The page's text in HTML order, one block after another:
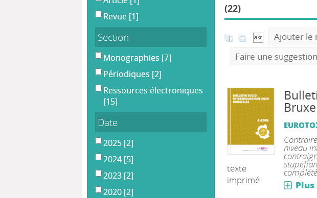
(22)
Ajouter le
Faire une suggestion
texte
imprimé
niveau
Revue [1]
Section
Monographies [7]
Périodiques [2]
Ressources électroniques
[15]
Date
2025 [2]
2024 [5]
2023 [2]
2020 [2]